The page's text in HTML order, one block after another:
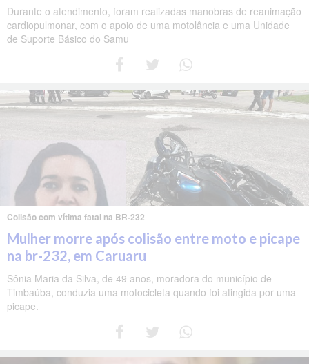
Durante o atendimento, foram realizadas manobras de reanimação
cardiopulmonar, com o apoio de uma motolância e uma Unidade
de Suporte Básico do Samu
Colisão com vítima fatal na BR-232
Mulher morre após colisão entre moto e picape
na br-232, em Caruaru
Sônia Maria da Silva, de 49 anos, moradora do município de
Timbaúba, conduzia uma motocicleta quando foi atingida por uma
picape.